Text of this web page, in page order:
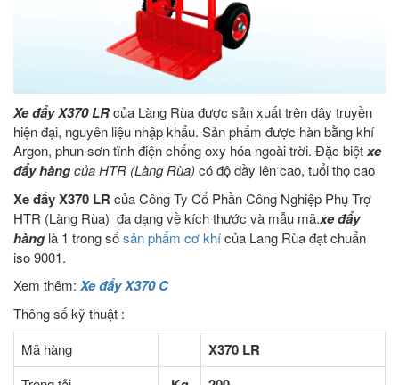
Xe đẩy X370 LRcủa Làng Rùa được sản xuất trên dây truyền
hiện đại, nguyên liệu nhập khẩu. Sản phẩm được hàn bằng khí
Argon, phun sơn tĩnh điện chống oxy hóa ngoài trời. Đặc biệtxe
đẩy hàngcủa HTR (Làng Rùa) có độ dầy lên cao, tuổi thọ cao
Xe đẩy X370 LR của Công Ty Cổ Phần Công Nghiệp Phụ Trợ
HTR (Làng Rùa) đa dạng về kích thước và mẫu mã.xe đẩy
hàng là 1 trong sốsản phẩm cơ khícủa Lang Rùa đạt chuẩn
iso 9001.
Xem thêm: Xe đẩy X370 C
Thông số kỹ thuật :
Mã hàng
X370 LR